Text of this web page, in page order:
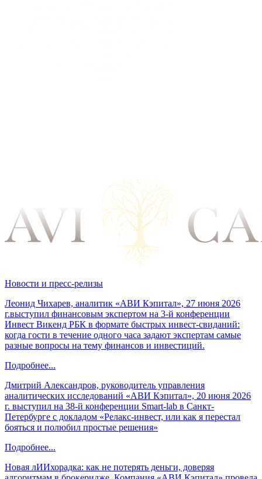
Новости и пресс-релизы
Леонид Чихарев, аналитик «АВИ Кэпитал», 27 июня 2026
г.выступил финансовым экспертом на 3-й конференции
Инвест Викенд РБК в формате быстрых инвест-свиданий:
когда гости в течение одного часа задают экспертам самые
разные вопросы на тему финансов и инвестиций.
Подробнее...
Дмитрий Александров, руководитель управления
аналитических исследований «АВИ Кэпитал», 20 июня 2026
г. выступил на 38-й конференции Smart-lab в Санкт-
Петербурге с докладом «Релакс-инвест, или как я перестал
бояться и полюбил простые решения»
Подробнее...
Новая лИИхорадка: как не потерять деньги, доверяя